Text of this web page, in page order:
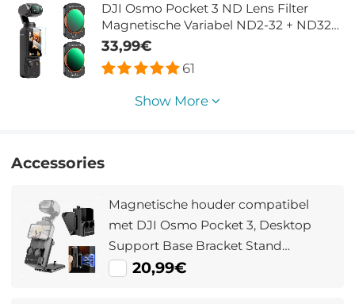
DJI Osmo Pocket 3 ND Lens Filter
Magnetische Variabel ND2-32 + ND32-
512 Filter Met Neutrale Dichtheid 28
Laags Nano Gecoat HD Optisch Glas
33,99€
61
Show More
Accessories
Magnetische houder compatibel
met DJI Osmo Pocket 3, Desktop
Support Base Bracket Stand
Expansion Adapter, Pocket 3
20,99€